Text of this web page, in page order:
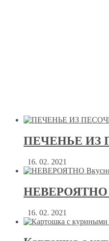
ПЕЧЕНЬЕ ИЗ
16. 02. 2021
НЕВЕРОЯТНО
16. 02. 2021